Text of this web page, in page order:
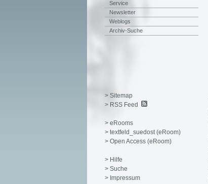
Service
Newsletter
Weblogs
Archiv-Suche
> Sitemap
> RSS Feed
> eRooms
> textfeld_suedost (eRoom)
> Open Access (eRoom)
> Hilfe
> Suche
> Impressum